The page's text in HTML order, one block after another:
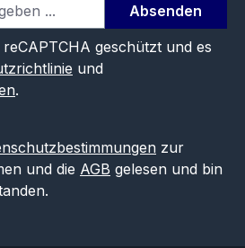
Absenden
geschützt und es
und
.
zur
und die AGB gelesen und bin